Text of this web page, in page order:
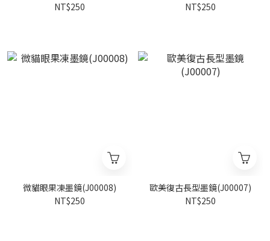
NT$250
NT$250
微貓眼果凍墨鏡(J00008)
NT$250
歐美復古長型墨鏡(J00007)
NT$250